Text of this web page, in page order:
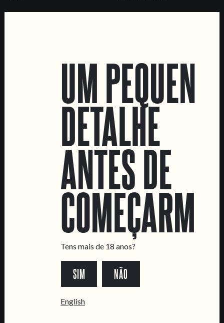
LEVEDURA
MALTES
Marvila Taproom
Intendente Taproom
Quero vender as vossas cervejas!
Tours e eventos privados
UM PEQUENO
DETALHE
ANTES DE
Tens mais de 18 anos?
SIM NÃO
English